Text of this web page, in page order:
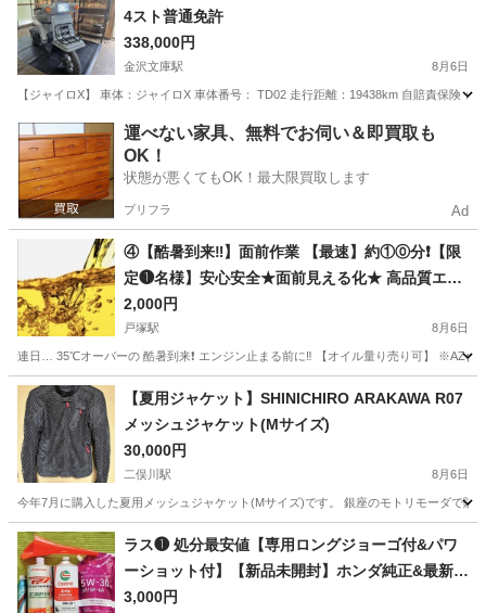
4スト普通免許
338,000円
金沢文庫駅 8月6日
【ジャイロX】 車体：ジャイロX 車体番号： TD02 走行距離：19438km 自賠責保険
神奈川 横浜市 金沢文庫駅 ホンダ
運べない家具、無料でお伺い＆即買取も
OK！
状態が悪くてもOK！最大限買取します
プリフラ Ad
④【酷暑到来‼️】面前作業 【最速】約①⓪分❗️【限
定❶名様】安心安全★面前見える化★ 高品質エン
ジンオイル交換
2,000円
戸塚駅 8月6日
連日… 35℃オーバーの 酷暑到来❗️ エンジン止まる前に‼️ 【オイル量り売り可】 ※AZ
神奈川 横浜市 戸塚駅 ホンダ
【夏用ジャケット】SHINICHIRO ARAKAWA R07
メッシュジャケット(Mサイズ)
30,000円
二俣川駅 8月6日
今年7月に購入した夏用メッシュジャケット(Mサイズ)です。 銀座のモトリモーダで
神奈川 横浜市 二俣川駅 その他
ラス❶ 処分最安値【専用ロングジョーゴ付&パワ
ーショット付】【新品未開封】ホンダ純正&最新S
P規格 全合成油 カストロール エンジンオイル
3,000円